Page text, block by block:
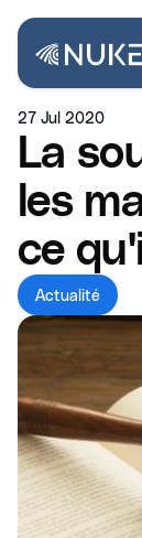
27 Jul 2020
La
les
ce
Actualité